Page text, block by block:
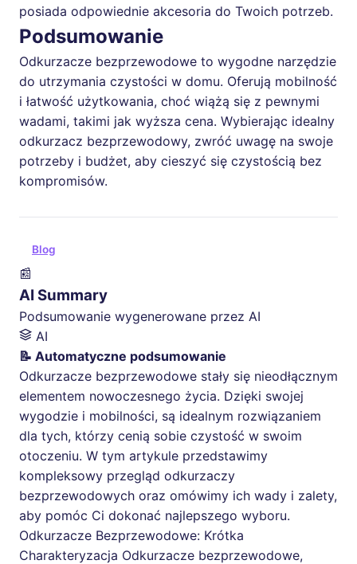
posiada odpowiednie akcesoria do Twoich potrzeb.
Podsumowanie
Odkurzacze bezprzewodowe to wygodne narzędzie
do utrzymania czystości w domu. Oferują mobilność
i łatwość użytkowania, choć wiążą się z pewnymi
wadami, takimi jak wyższa cena. Wybierając idealny
odkurzacz bezprzewodowy, zwróć uwagę na swoje
potrzeby i budżet, aby cieszyć się czystością bez
kompromisów.
Blog
📰
AI Summary
Podsumowanie wygenerowane przez AI
AI
📝 Automatyczne podsumowanie
Odkurzacze bezprzewodowe stały się nieodłącznym
elementem nowoczesnego życia. Dzięki swojej
wygodzie i mobilności, są idealnym rozwiązaniem
dla tych, którzy cenią sobie czystość w swoim
otoczeniu. W tym artykule przedstawimy
kompleksowy przegląd odkurzaczy
bezprzewodowych oraz omówimy ich wady i zalety,
aby pomóc Ci dokonać najlepszego wyboru.
Odkurzacze Bezprzewodowe: Krótka
Charakteryzacja Odkurzacze bezprzewodowe,